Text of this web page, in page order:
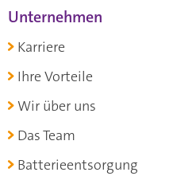
Unternehmen
Karriere
Ihre Vorteile
Wir über uns
Das Team
Batterieentsorgung